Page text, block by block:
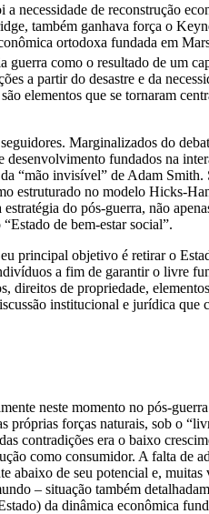
necessidade de reconstrução
também ganhava força o
ortodoxa fundada em
como o resultado de um
a partir do desastre e da
elementos que se tornaram
Marginalizados do
fundados na
“mão invisível” de Adam
estruturado no modelo Hicks-
do pós-guerra, não
de bem-estar social”.
principal objetivo é retirar o
a fim de garantir o livre
de propriedade,
institucional e jurídica
neste momento no pós-
forças naturais, sob o
contradições era o baixo
como consumidor. A falta de
de seu potencial e,
– situação também
da dinâmica econômica